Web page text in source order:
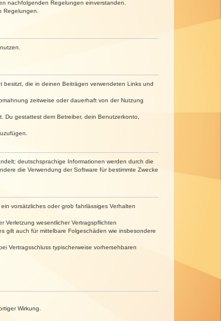
nachfolgenden Regelungen einverstanden.
Regelungen.
die in deinen Beiträgen verwendeten Links und
zeitweise oder dauerhaft von der Nutzung
gestattest dem Betreiber, dein Benutzerkonto,
deutschsprachige Informationen werden durch die
die Verwendung der Software für bestimmte Zwecke
vorsätzliches oder grob fahrlässiges Verhalten
Verletzung wesentlicher Vertragspflichten
gilt auch für mittelbare Folgeschäden wie insbesondere
Vertragsschluss typischerweise vorhersehbaren
Wirkung.